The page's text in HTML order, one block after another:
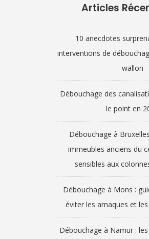
Articles
10 anecdotes
interventions de
wallon
Débouchage des
le point en
Débouchage à
immeubles anciens du
sensibles aux
Débouchage à Mons :
éviter les arnaques et
Débouchage à Namur :